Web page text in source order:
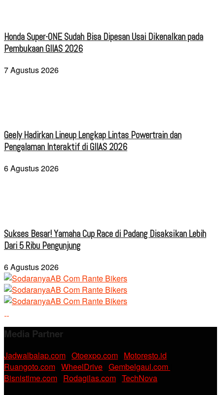
Honda Super-ONE Sudah Bisa Dipesan Usai Dikenalkan pada
Pembukaan GIIAS 2026
7 Agustus 2026
Geely Hadirkan Lineup Lengkap Lintas Powertrain dan
Pengalaman Interaktif di GIIAS 2026
6 Agustus 2026
Sukses Besar! Yamaha Cup Race di Padang Disaksikan Lebih
Dari 5 Ribu Pengunjung
6 Agustus 2026
Media Partner
Jadwalbalap.com Otoexpo.com Motoresto.id
Ruangoto.com WheelDrive Gembelgaul.com
Bisnistime.com Rodagilas.com TechNova